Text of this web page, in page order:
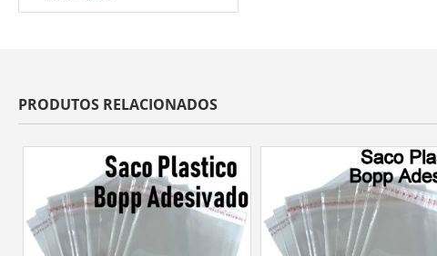
PRODUTOS RELACIONADOS